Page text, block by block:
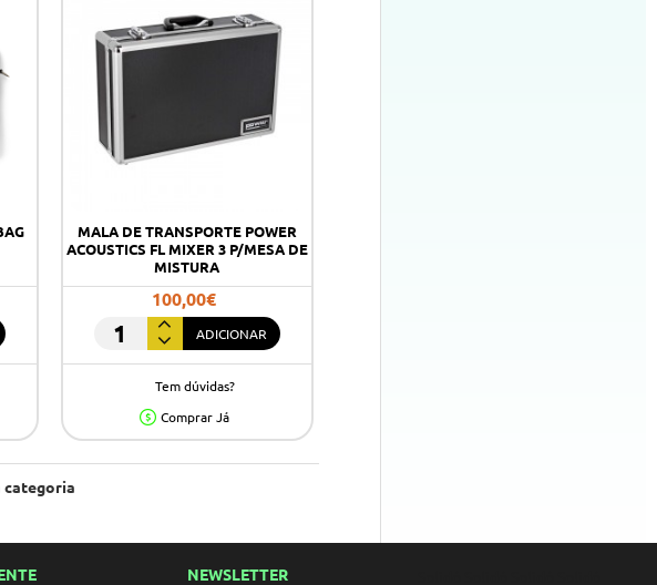
MALA DE TRANSPORTE POWER
ACOUSTICS FL MIXER 3 P/MESA DE
MISTURA
100,00€
MALA
DE
TRANSPORTE
POWER
ACOUSTICS
FL
ADICIONAR
Tem dúvidas?
Comprar Já
categoria
NEWSLETTER